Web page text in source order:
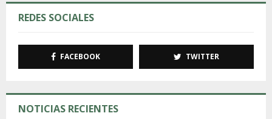
entradas
REDES SOCIALES
FACEBOOK TWITTER
NOTICIAS RECIENTES